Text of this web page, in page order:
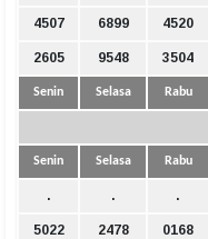
4507 6899 4520
2605 9548 3504
Senin Selasa Rabu
Senin Selasa Rabu
. . .
5022 2478 0168